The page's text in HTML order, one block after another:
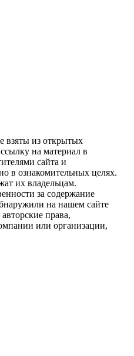
взяты из открытых
на материал в
сайта и
в ознакомительных целях.
их владельцам.
за содержание
на нашем сайте
права,
или организации,